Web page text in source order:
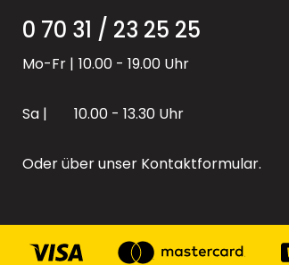
0 70 31 / 23 25 25
Mo-Fr | 10.00 - 19.00 Uhr
Sa | 10.00 - 13.30 Uhr
Oder über unser Kontaktformular.